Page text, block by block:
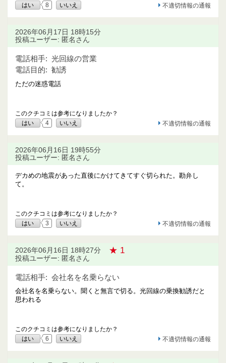
はい
8 いいえ 不適切情報の通報
2026年06月17日 18時15分
投稿ユーザー: 匿名さん
電話相手: 光回線の営業
電話目的: 勧誘
ただの迷惑電話
このクチコミは参考になりましたか？
はい
4 いいえ 不適切情報の通報
2026年06月16日 19時55分
投稿ユーザー: 匿名さん
デカめの地震があった直後にかけてきてすぐ切られた。勘弁し
て。
このクチコミは参考になりましたか？
はい
3 いいえ 不適切情報の通報
2026年06月16日 18時27分 ★ 1
投稿ユーザー: 匿名さん
電話相手: 会社名を名乗らない
会社名を名乗らない。聞くと無言で切る。光回線の乗換勧誘だと
思われる
このクチコミは参考になりましたか？
はい
6 いいえ 不適切情報の通報